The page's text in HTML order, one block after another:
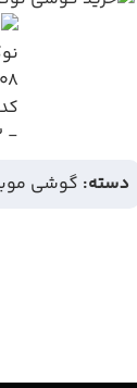
دسته: گوشی